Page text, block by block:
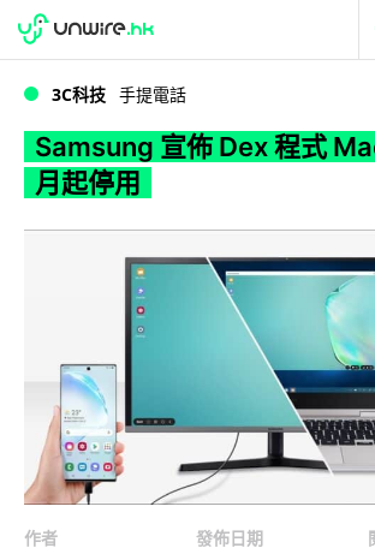
WWDC 2026
3C科技 手提電話
Samsung 宣佈 Dex 程式
月起停用
作者
發佈日期